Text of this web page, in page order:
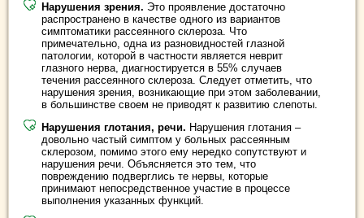
Нарушения зрения. Это проявление достаточно
распространено в качестве одного из вариантов
симптоматики рассеянного склероза. Что
примечательно, одна из разновидностей глазной
патологии, которой в частности является неврит
глазного нерва, диагностируется в 55% случаев
течения рассеянного склероза. Следует отметить, что
нарушения зрения, возникающие при этом заболевании,
в большинстве своем не приводят к развитию слепоты.
Нарушения глотания, речи. Нарушения глотания –
довольно частый симптом у больных рассеянным
склерозом, помимо этого ему нередко сопутствуют и
нарушения речи. Объясняется это тем, что
повреждению подверглись те нервы, которые
принимают непосредственное участие в процессе
выполнения указанных функций.